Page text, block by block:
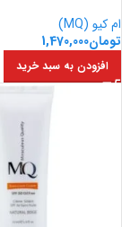
ام کیو (MQ)
تومان1,470,000
افزودن به سبد خرید